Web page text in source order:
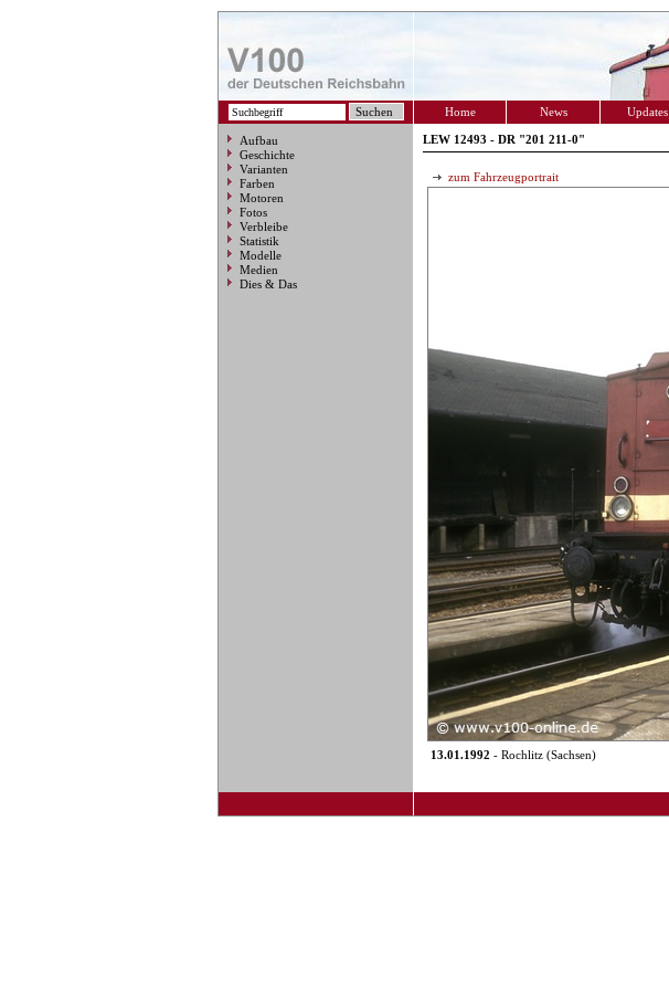
Home News Updates
Aufbau
Geschichte
Varianten
Farben
Motoren
Fotos
Verbleibe
Statistik
Modelle
Medien
Dies & Das
LEW 12493 - DR "201 211-0"
zum Fahrzeugportrait
13.01.1992 - Rochlitz (Sachsen)